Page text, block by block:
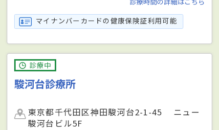
マイナンバーカードの健康保険証利用可能
診療中
駿河台診療所
東京都千代田区神田駿河台2-1-45 ニュー
駿河台ビル5F